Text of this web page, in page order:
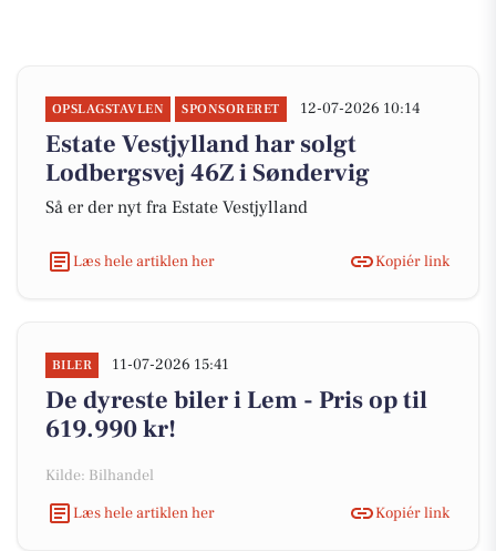
OPSLAGSTAVLEN SPONSORERET 12-07-2026 10:14
Estate Vestjylland har solgt
Lodbergsvej 46Z i Søndervig
Så er der nyt fra Estate Vestjylland
Læs hele artiklen her Kopiér link
BILER 11-07-2026 15:41
De dyreste biler i Lem - Pris op til
619.990 kr!
Kilde: Bilhandel
Læs hele artiklen her
Kopiér link